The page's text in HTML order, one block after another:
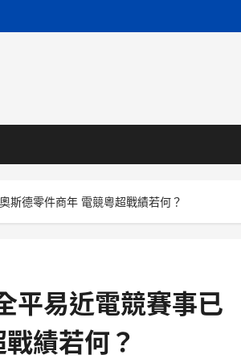
斯德零件商年 電競粵超戰績若何？
平易近電競賽事已
績若何？